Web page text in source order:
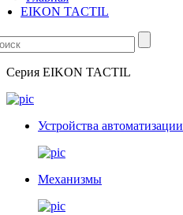
EIKON TACTIL
Серия EIKON TACTIL
Устройства автоматизации
Механизмы